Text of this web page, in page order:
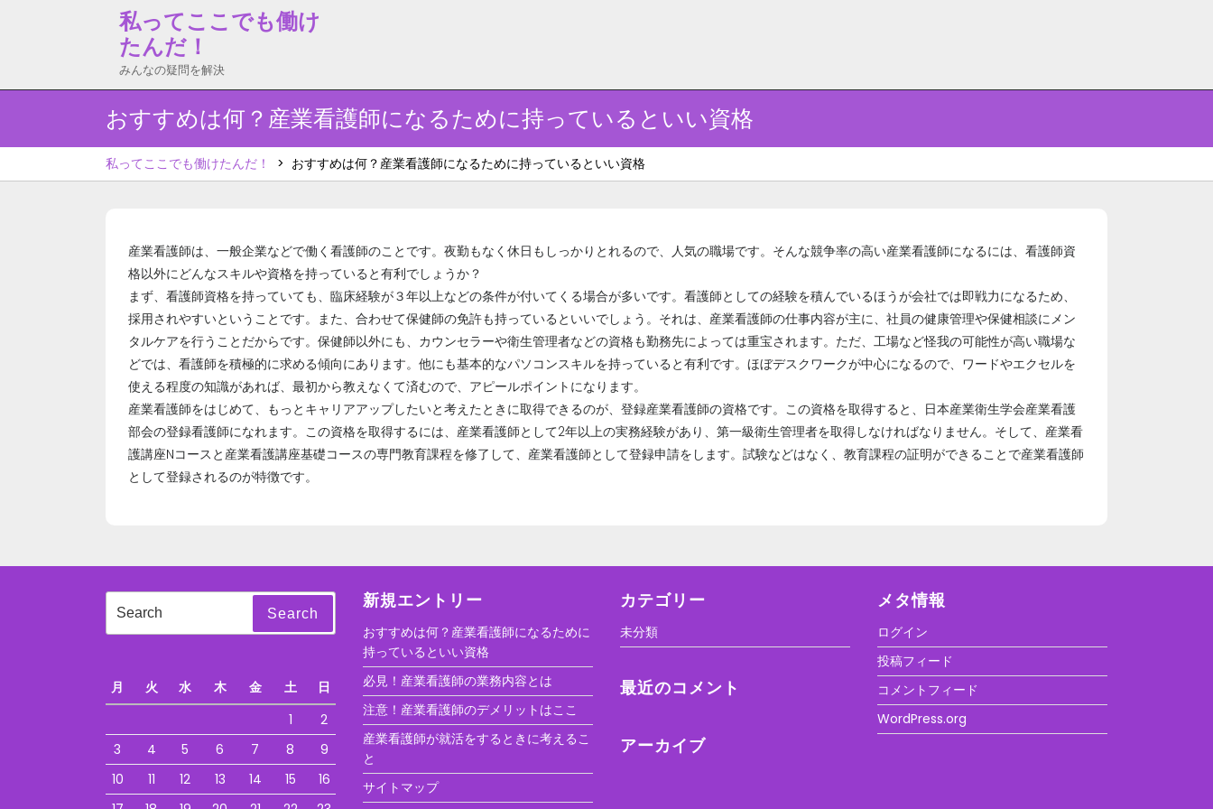
私ってここでも働け
たんだ！
みんなの疑問を解決
おすすめは何？産業看護師になるために持っているといい資格
私ってここでも働けたんだ！ > おすすめは何？産業看護師になるために持っているといい資格
産業看護師は、一般企業などで働く看護師のことです。夜勤もなく休日もしっかりとれるので、人気の職場です。そんな競争率の高い産業看護師になるには、看護師資
格以外にどんなスキルや資格を持っていると有利でしょうか？
まず、看護師資格を持っていても、臨床経験が３年以上などの条件が付いてくる場合が多いです。看護師としての経験を積んでいるほうが会社では即戦力になるため、
採用されやすいということです。また、合わせて保健師の免許も持っているといいでしょう。それは、産業看護師の仕事内容が主に、社員の健康管理や保健相談にメン
タルケアを行うことだからです。保健師以外にも、カウンセラーや衛生管理者などの資格も勤務先によっては重宝されます。ただ、工場など怪我の可能性が高い職場な
どでは、看護師を積極的に求める傾向にあります。他にも基本的なパソコンスキルを持っていると有利です。ほぼデスクワークが中心になるので、ワードやエクセルを
使える程度の知識があれば、最初から教えなくて済むので、アピールポイントになります。
産業看護師をはじめて、もっとキャリアアップしたいと考えたときに取得できるのが、登録産業看護師の資格です。この資格を取得すると、日本産業衛生学会産業看護
部会の登録看護師になれます。この資格を取得するには、産業看護師として2年以上の実務経験があり、第一級衛生管理者を取得しなければなりません。そして、産業看
護講座Nコースと産業看護講座基礎コースの専門教育課程を修了して、産業看護師として登録申請をします。試験などはなく、教育課程の証明ができることで産業看護師
として登録されるのが特徴です。
for:
Search
月 火 水 木 金 土
日
1
2
3
4 5 6 7 8
9
10
11 12 13 14 15
16
新規エントリー
おすすめは何？産業看護師になるために
持っているといい資格
必見！産業看護師の業務内容とは
注意！産業看護師のデメリットはここ
産業看護師が就活をするときに考えるこ
と
サイトマップ
カテゴリー
未分類
最近のコメント
アーカイブ
メタ情報
ログイン
投稿フィード
コメントフィード
WordPress.org